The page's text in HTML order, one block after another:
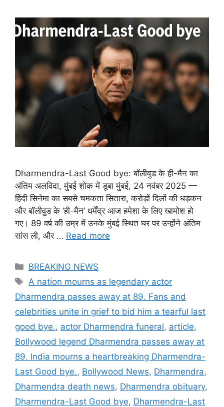
Dharmendra-Last Good bye: बॉलीवुड के ही-मैन का
अंतिम अलविदा, मुंबई शोक में डूबा मुंबई, 24 नवंबर 2025 —
हिंदी सिनेमा का सबसे चमकता सितारा, करोड़ों दिलों की धड़कन
और बॉलीवुड के ‘ही-मैन’ धर्मेंद्र आज हमेशा के लिए खामोश हो
गए। 89 वर्ष की उम्र में उनके मुंबई स्थित घर पर उन्होंने अंतिम
सांस ली, और … Read more
Categories
BREAKING NEWS
Tags
A nation mourns as legendary actor
Dharmendra passes away at 89. Fans and
celebrities unite in grief to bid him a tearful last
good bye., actor Dharmendra funeral, article,
Bollywood legend Dharmendra passes away at
89. India mourns a heartbreaking Dharmendra-
Last Good bye., Bollywood News, Dharmendra,
Dharmendra death news, Dharmendra obituary,
Dharmendra-Last Good bye, Dharmendra-Last